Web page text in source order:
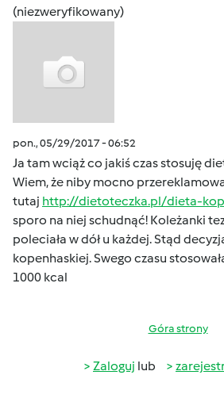
(niezweryfikowany)
pon., 05/29/2017 - 06:52
Ja tam wciąż co jakiś czas stosuję
Wiem, że niby mocno
tutaj http://dietoteczka.pl/dieta-
sporo na niej schudnąć! Koleżanki
poleciała w dół u każdej. Stąd
kopenhaskiej. Swego czasu
1000 kcal
Góra strony
Zaloguj lub